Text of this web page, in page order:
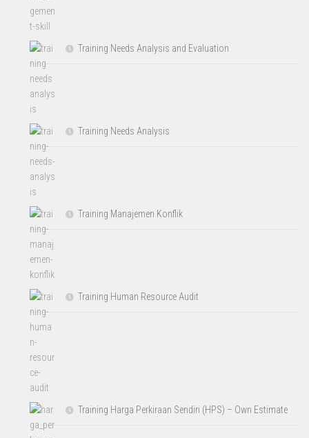
Training Needs Analysis and Evaluation
Training Needs Analysis
Training Manajemen Konflik
Training Human Resource Audit
Training Harga Perkiraan Sendiri (HPS) – Own Estimate